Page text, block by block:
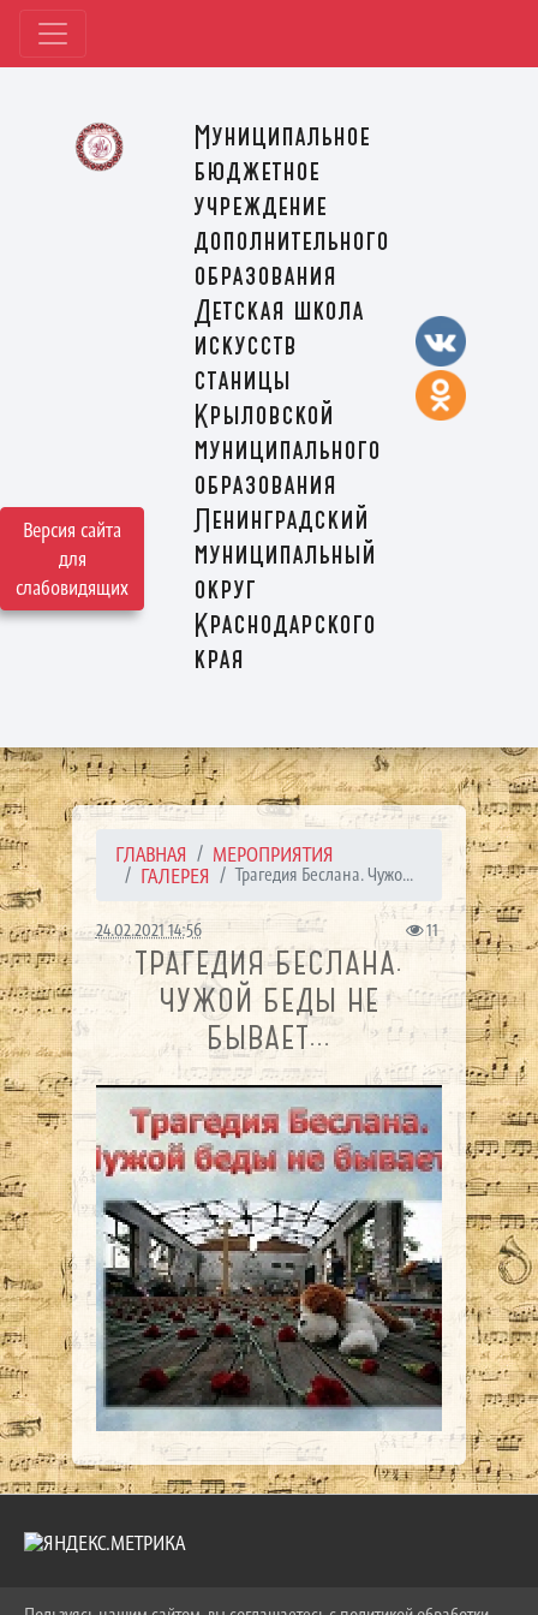
Версия сайта
для
слабовидящих
Муниципальное
бюджетное
учреждение
дополнительного
образования
Детская школа
искусств
станицы
Крыловской
муниципального
образования
Ленинградский
муниципальный
округ
Краснодарского
края
ГЛАВНАЯ
МЕРОПРИЯТИЯ
ГАЛЕРЕЯ
Трагедия Беслана. Чужо...
24.02.2021 14:56 11
ТРАГЕДИЯ БЕСЛАНА.
ЧУЖОЙ БЕДЫ НЕ
БЫВАЕТ...